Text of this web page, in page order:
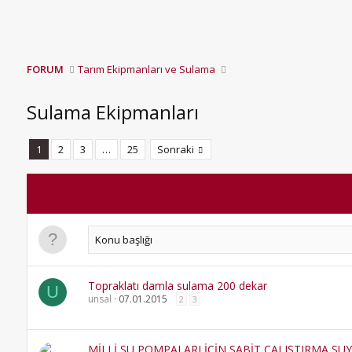
FORUM Tarım Ekipmanları ve Sulama
Sulama Ekipmanları
1 2 3 … 25 Sonraki
U Topraklatı damla sulama 200 dekar
unsal 07.01.2015 2 3